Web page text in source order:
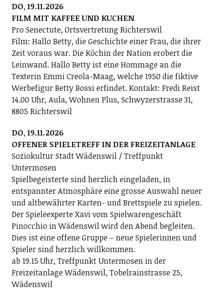
DO, 19.11.2026
FILM MIT KAFFEE UND KUCHEN
Pro Senectute, Ortsvertretung Richterswil
Film: Hallo Betty, die Geschichte einer Frau, die ihrer
Zeit voraus war. Die Köchin der Nation erobert die
Leinwand. Hallo Betty ist eine Hommage an die
Texterin Emmi Creola-Maag, welche 1950 die fiktive
Werbefigur Betty Bossi erfindet. Kontakt: Fredi Reist
14.00 Uhr, Aula, Wohnen Plus, Schwyzerstrasse 31,
8805 Richterswil
DO, 19.11.2026
OFFENER SPIELETREFF IN DER FREIZEITANLAGE
Soziokultur Stadt Wädenswil / Treffpunkt
Untermosen
Spielbegeisterte sind herzlich eingeladen, in
entspannter Atmosphäre eine grosse Auswahl neuer
und altbewährter Karten- und Brettspiele zu spielen.
Der Spieleexperte Xavi vom Spielwarengeschäft
Pinocchio in Wädenswil wird den Abend begleiten.
Dies ist eine offene Gruppe – neue Spielerinnen und
Spieler sind herzlich willkommen.
ab 19.15 Uhr, Treffpunkt Untermosen in der
Freizeitanlage Wädenswil, Tobelrainstrasse 25,
Wädenswil